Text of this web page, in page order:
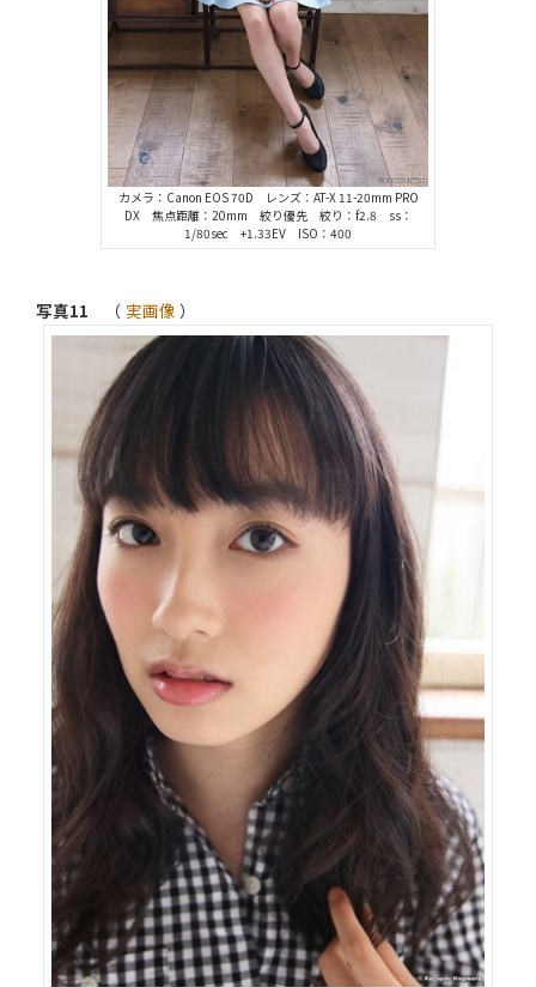
カメラ：Canon EOS 70D レンズ：AT-X 11-20mm PRO
DX 焦点距離：20mm 絞り優先 絞り：f2.8 ss：
1/80sec +1.33EV ISO：400
写真11 （ 実画像 ）